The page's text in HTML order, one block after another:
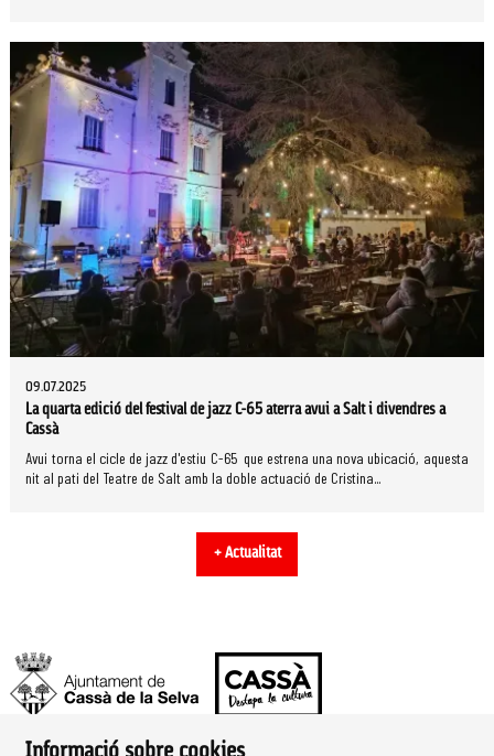
09.07.2025
La quarta edició del festival de jazz C-65 aterra avui a Salt i divendres a
Cassà
Avui torna el cicle de jazz d'estiu C-65 que estrena una nova ubicació, aquesta
nit al pati del Teatre de Salt amb la doble actuació de Cristina...
+ Actualitat